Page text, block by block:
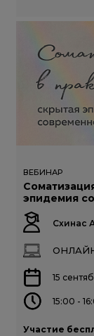
ВЕБИНАР
эпидемия
Схинас
15
15:00 -
Участие